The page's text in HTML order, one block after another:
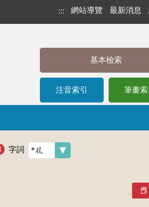
::: 網站導覽 最新消息
基本檢索
注音索引 筆畫索
字詞